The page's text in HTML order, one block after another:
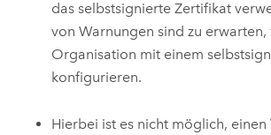
das selbstsignierte Zertifikat
von Warnungen sind zu erwarten,
Organisation mit einem
konfigurieren.
Hierbei ist es nicht möglich,